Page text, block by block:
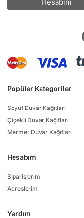
Popüler Kategoriler
Soyut Duvar Kağıtları
Çiçekli Duvar Kağıtları
Mermer Duvar Kağıtları
Hesabım
Siparişlerim
Adreslerim
Yardım
Hesabım